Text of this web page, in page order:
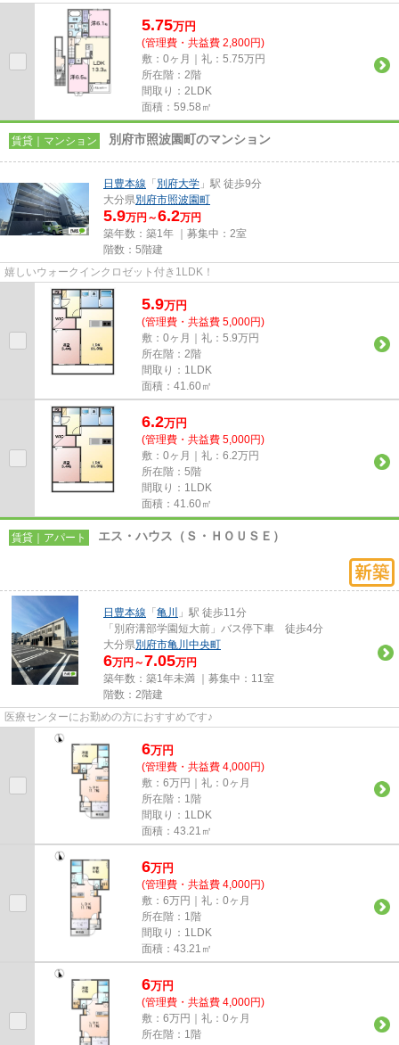
5.75万円
(管理費・共益費 2,800円)
敷：0ヶ月｜礼：5.75万円
所在階：2階
間取り：2LDK
面積：59.58㎡
賃貸｜マンション 別府市照波園町のマンション
日豊本線 「 別府大学 」駅 徒歩9分
大分県別府市照波園町
5.9万円～6.2万円
築年数：築1年 ｜募集中： 2室
階数：5階建
嬉しいウォークインクロゼット付き1LDK！
5.9万円
(管理費・共益費 5,000円)
敷：0ヶ月｜礼：5.9万円
所在階：2階
間取り：1LDK
面積：41.60㎡
6.2万円
(管理費・共益費 5,000円)
敷：0ヶ月｜礼：6.2万円
所在階：5階
間取り：1LDK
面積：41.60㎡
賃貸｜アパート エス・ハウス（Ｓ・ＨＯＵＳＥ）
日豊本線 「 亀川
」駅 徒歩11分
「別府溝部学園短大前」バス停下車 徒歩4分
大分県別府市亀川中央町
6万円～7.05万円
築年数：築1年未満 ｜募集中： 11室
階数：2階建
医療センターにお勤めの方におすすめです♪
6万円
(管理費・共益費 4,000円)
敷：6万円｜礼：0ヶ月
所在階：1階
間取り：1LDK
面積：43.21㎡
6万円
(管理費・共益費 4,000円)
敷：6万円｜礼：0ヶ月
所在階：1階
間取り：1LDK
面積：43.21㎡
6万円
(管理費・共益費 4,000円)
敷：6万円｜礼：0ヶ月
所在階：1階